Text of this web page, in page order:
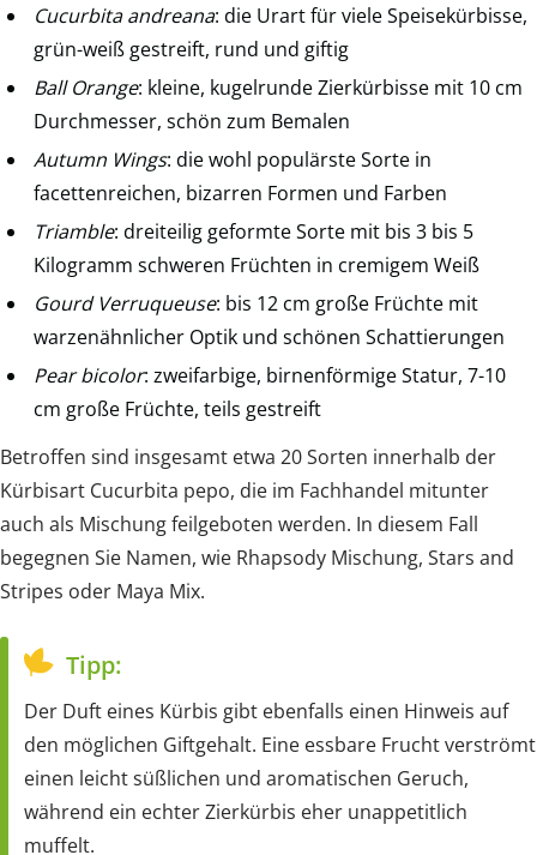
Cucurbita andreana: die Urart für viele Speisekürbisse,
grün-weiß gestreift, rund und giftig
Ball Orange: kleine, kugelrunde Zierkürbisse mit 10 cm
Durchmesser, schön zum Bemalen
Autumn Wings: die wohl populärste Sorte in
facettenreichen, bizarren Formen und Farben
Triamble: dreiteilig geformte Sorte mit bis 3 bis 5
Kilogramm schweren Früchten in cremigem Weiß
Gourd Verruqueuse: bis 12 cm große Früchte mit
warzenähnlicher Optik und schönen Schattierungen
Pear bicolor: zweifarbige, birnenförmige Statur, 7-10
cm große Früchte, teils gestreift
Betroffen sind insgesamt etwa 20 Sorten innerhalb der
Kürbisart Cucurbita pepo, die im Fachhandel mitunter
auch als Mischung feilgeboten werden. In diesem Fall
begegnen Sie Namen, wie Rhapsody Mischung, Stars and
Stripes oder Maya Mix.
Tipp:
Der Duft eines Kürbis gibt ebenfalls einen Hinweis auf
den möglichen Giftgehalt. Eine essbare Frucht verströmt
einen leicht süßlichen und aromatischen Geruch,
während ein echter Zierkürbis eher unappetitlich
muffelt.